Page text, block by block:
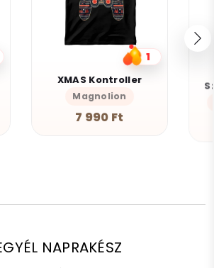
Szia Bátyus Helyzet
Magnolion Niche
5 590 Ft
NAPRAKÉSZ